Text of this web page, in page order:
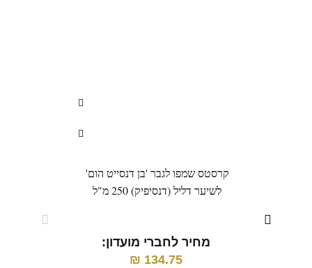
קרסטס שמפו לגבר 'בן דנסייט הום'
לשיער דליל (דנסיפיק) 250 מ"ל
מחיר לחברי מועדון:
134.75
₪